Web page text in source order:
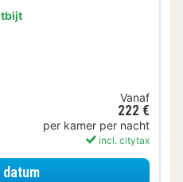
Vanaf
222 €
per kamer per nacht
incl. citytax
datumvoor Familiekamer